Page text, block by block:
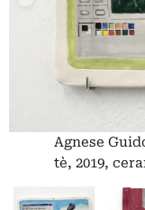
Agnese
tè, 2019,